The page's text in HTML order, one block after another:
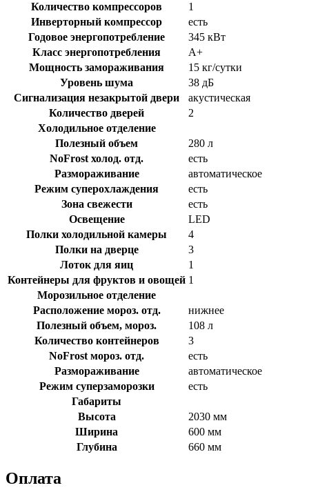
Количество компрессоров
1
Инверторный компрессор
есть
Годовое энергопотребление
345 кВт
Класс энергопотребления
A+
Мощность замораживания
15 кг/сутки
Уровень шума
38 дБ
Сигнализация незакрытой двери
акустическая
Количество дверей
2
Холодильное отделение
Полезный объем
280 л
NoFrost холод. отд.
есть
Размораживание
автоматическое
Режим суперохлаждения
есть
Зона свежести
есть
Освещение
LED
Полки холодильной камеры
4
Полки на дверце
3
Лоток для яиц
1
Контейнеры для фруктов и овощей 1
Морозильное отделение
Расположение мороз. отд.
нижнее
Полезный объем, мороз.
108 л
Количество контейнеров
3
NoFrost мороз. отд.
есть
Размораживание
автоматическое
Режим суперзаморозки
есть
Габариты
Высота
2030 мм
Ширина
600 мм
Глубина
660 мм
Оплата